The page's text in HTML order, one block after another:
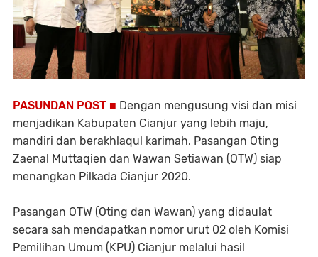
PASUNDAN POST ■ Dengan mengusung visi dan misi
menjadikan Kabupaten Cianjur yang lebih maju,
mandiri dan berakhlaqul karimah. Pasangan Oting
Zaenal Muttaqien dan Wawan Setiawan (OTW) siap
menangkan Pilkada Cianjur 2020.
Pasangan OTW (Oting dan Wawan) yang didaulat
secara sah mendapatkan nomor urut 02 oleh Komisi
Pemilihan Umum (KPU) Cianjur melalui hasil